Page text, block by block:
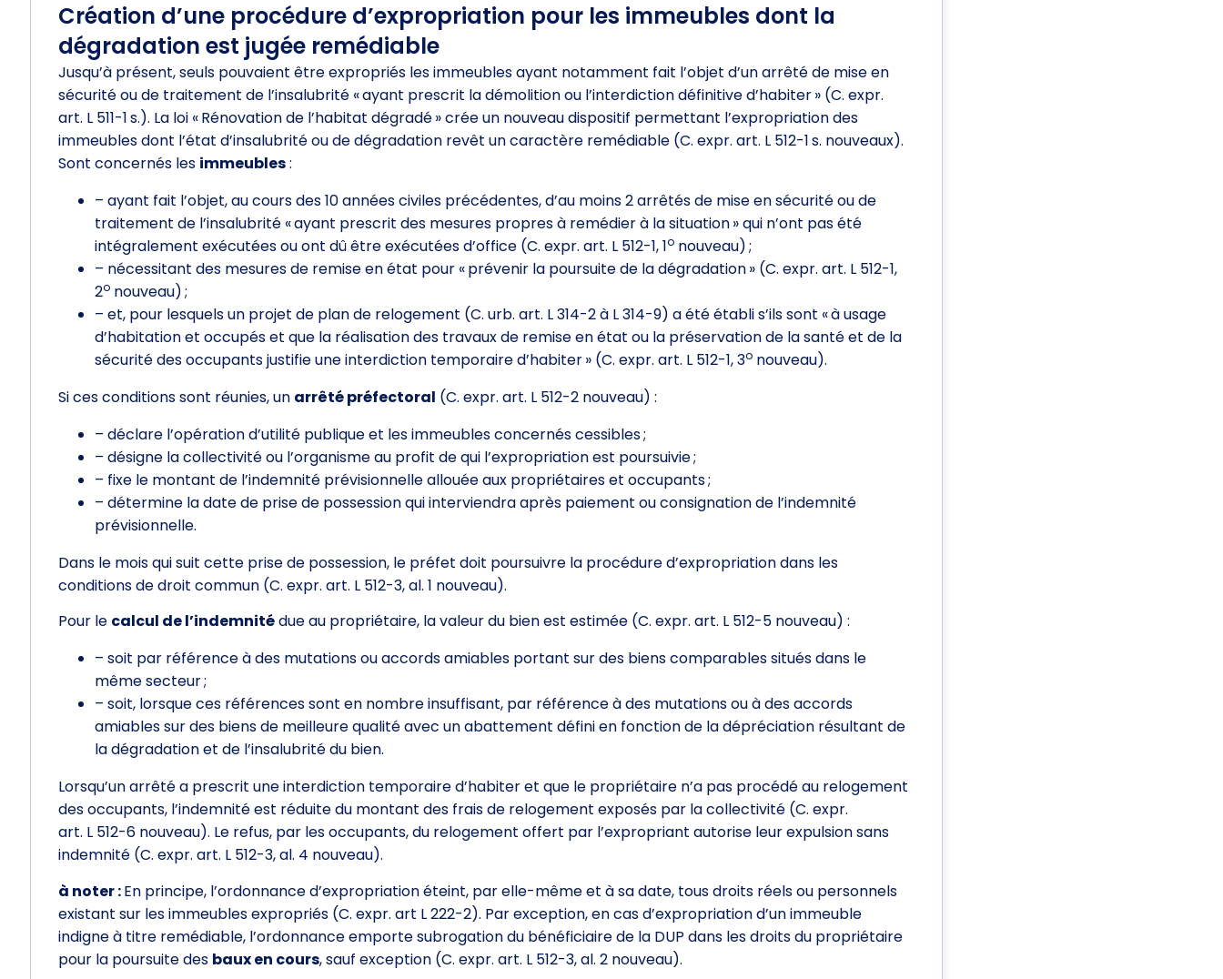
Création d’une procédure d’expropriation pour les immeubles dont la
dégradation est jugée remédiable
Jusqu’à présent, seuls pouvaient être expropriés les immeubles ayant notamment fait l’objet d’un arrêté de mise en
sécurité ou de traitement de l’insalubrité « ayant prescrit la démolition ou l’interdiction définitive d’habiter » (C. expr.
art. L 511-1 s.). La loi « Rénovation de l’habitat dégradé » crée un nouveau dispositif permettant l’expropriation des
immeubles dont l’état d’insalubrité ou de dégradation revêt un caractère remédiable (C. expr. art. L 512-1 s. nouveaux).
Sont concernés les immeubles:
– ayant fait l’objet, au cours des 10 années civiles précédentes, d’au moins 2 arrêtés de mise en sécurité ou de
traitement de l’insalubrité « ayant prescrit des mesures propres à remédier à la situation » qui n’ont pas été
intégralement exécutées ou ont dû être exécutées d’office (C. expr. art. L 512-1, 1o nouveau) ;
– nécessitant des mesures de remise en état pour « prévenir la poursuite de la dégradation » (C. expr. art. L 512-1,
2o nouveau) ;
– et, pour lesquels un projet de plan de relogement (C. urb. art. L 314-2 à L 314-9) a été établi s’ils sont « à usage
d’habitation et occupés et que la réalisation des travaux de remise en état ou la préservation de la santé et de la
sécurité des occupants justifie une interdiction temporaire d’habiter » (C. expr. art. L 512-1, 3o nouveau).
Si ces conditions sont réunies, un arrêté préfectoral (C. expr. art. L 512-2 nouveau) :
– déclare l’opération d’utilité publique et les immeubles concernés cessibles ;
– désigne la collectivité ou l’organisme au profit de qui l’expropriation est poursuivie ;
– fixe le montant de l’indemnité prévisionnelle allouée aux propriétaires et occupants ;
– détermine la date de prise de possession qui interviendra après paiement ou consignation de l’indemnité
prévisionnelle.
Dans le mois qui suit cette prise de possession, le préfet doit poursuivre la procédure d’expropriation dans les
conditions de droit commun (C. expr. art. L 512-3, al. 1 nouveau).
Pour le calcul de l’indemnitédue au propriétaire, la valeur du bien est estimée (C. expr. art. L 512-5 nouveau) :
– soit par référence à des mutations ou accords amiables portant sur des biens comparables situés dans le
même secteur ;
– soit, lorsque ces références sont en nombre insuffisant, par référence à des mutations ou à des accords
amiables sur des biens de meilleure qualité avec un abattement défini en fonction de la dépréciation résultant de
la dégradation et de l’insalubrité du bien.
Lorsqu’un arrêté a prescrit une interdiction temporaire d’habiter et que le propriétaire n’a pas procédé au relogement
des occupants, l’indemnité est réduite du montant des frais de relogement exposés par la collectivité (C. expr.
art. L 512-6 nouveau). Le refus, par les occupants, du relogement offert par l’expropriant autorise leur expulsion sans
indemnité (C. expr. art. L 512-3, al. 4 nouveau).
à noter :En principe, l’ordonnance d’expropriation éteint, par elle-même et à sa date, tous droits réels ou personnels
existant sur les immeubles expropriés (C. expr. art L 222-2). Par exception, en cas d’expropriation d’un immeuble
indigne à titre remédiable, l’ordonnance emporte subrogation du bénéficiaire de la DUP dans les droits du propriétaire
pour la poursuite des baux en cours, sauf exception (C. expr. art. L 512-3, al. 2 nouveau).